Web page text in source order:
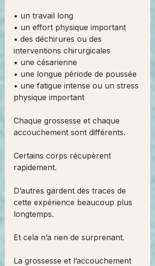
• un travail long
• un effort physique important
• des déchirures ou des
interventions chirurgicales
• une césarienne
• une longue période de poussée
• une fatigue intense ou un stress
physique important
Chaque grossesse et chaque
accouchement sont différents.
Certains corps récupèrent
rapidement.
D’autres gardent des traces de
cette expérience beaucoup plus
longtemps.
Et cela n’a rien de surprenant.
La grossesse et l’accouchement